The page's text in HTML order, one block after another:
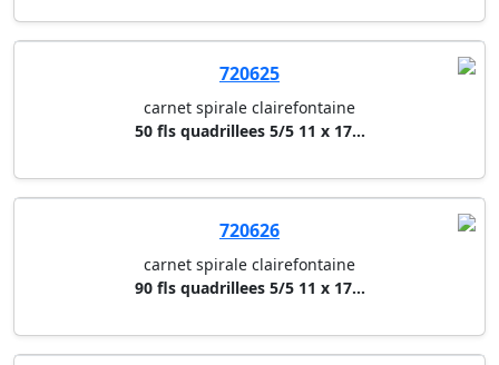
720625
carnet spirale clairefontaine
50 fls quadrillees 5/5 11 x 17...
720626
carnet spirale clairefontaine
90 fls quadrillees 5/5 11 x 17...